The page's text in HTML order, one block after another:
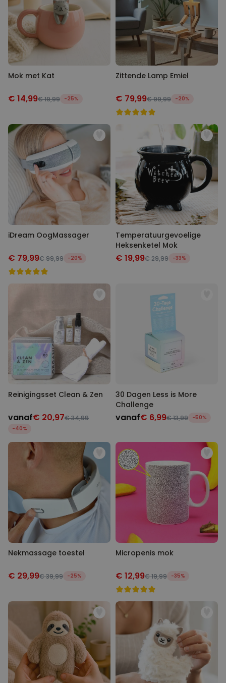
Mok met Kat
€ 14,99€ 19,99 -25%
Zittende Lamp Emiel
€ 79,99€ 99,99 -20%
iDream OogMassager
€ 79,99€ 99,99 -20%
Temperatuurgevoelige
Heksenketel Mok
€ 19,99€ 29,99 -33%
Reinigingsset Clean & Zen
vanaf€ 20,97€ 34,99
-40%
30 Dagen Less is More
Challenge
vanaf€ 6,99€ 13,99 -50%
Nekmassage toestel
€ 29,99€ 39,99 -25%
Micropenis mok
€ 12,99€ 19,99 -35%